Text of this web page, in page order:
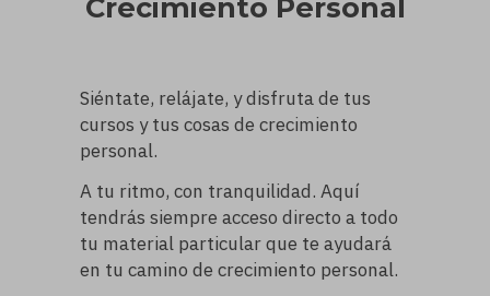
Siéntate, relájate, y disfruta de tus
cursos y tus cosas de crecimiento
personal.
A tu ritmo, con tranquilidad. Aquí
tendrás siempre acceso directo a todo
tu material particular que te ayudará
en tu camino de crecimiento personal.